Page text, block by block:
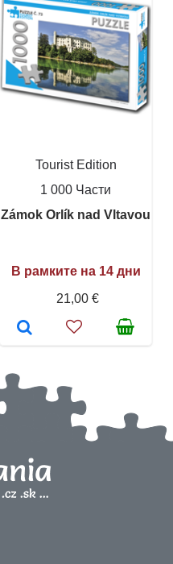
Tourist Edition
1 000 Части
Zámok Orlík nad Vltavou
В рамките на 14 дни
21,00 €